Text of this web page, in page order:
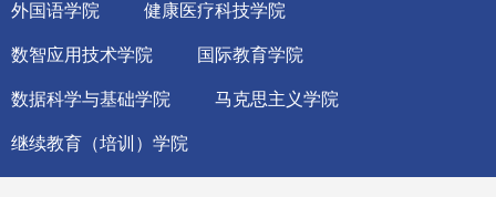
外国语学院 健康医疗科技学院
数智应用技术学院 国际教育学院
数据科学与基础学院 马克思主义学院
继续教育（培训）学院